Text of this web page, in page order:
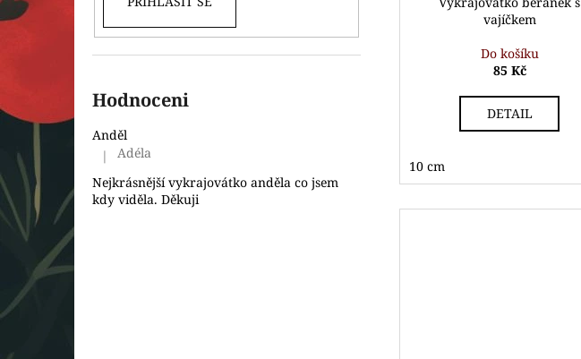
Hodnoceni
Anděl
Hodnocení produktu je 5 z 5 hvězdiček.
|
Adéla
Nejkrásnější vykrajovátko anděla co jsem
kdy viděla. Děkuji
vajíčkem
Do košíku
85 Kč
DETAIL
10 cm